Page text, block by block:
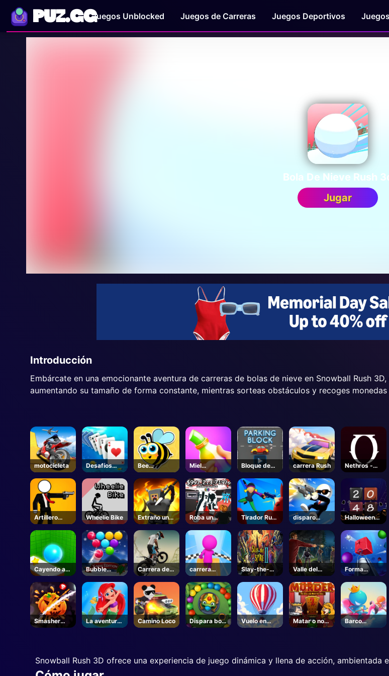
PUZ.GGJuegos Unblocked Juegos de Carreras Juegos Deportivos
Bola De Nieve Rush
Jugar
Introducción
Embárcate en una emocionante aventura de carreras de bolas de nieve en Snowball Rush
aumentando su tamaño de forma constante, mientras sorteas obstáculos y recoges
motocicleta
Desafíos
diarios -
Solitaire
Bee
Conectar
Miel
congelada
ASMR
Bloque de
aparcamient
o
carrera Rush
Nethros -
Roblox
Artillero
Loco
Wheelie Bike
Extraño uno
fuera
Roba un
Brainrot-
Roblox
Tirador Rush
2
disparo
gatillo
Halloween
2048
Cayendo a
través
Bubble
Shooter Blitz
Carrera de
bicicletas IO
carrera
otoño 3d
Slay-the-
Spire-2-
Steam
Valle del
Terror
Forma
Smash
Smasher
calabaza
La aventura
de la
Camino Loco
Dispara bola
Zuma
Vuelo en
globo
Matar o no
matar
Barco
golpeando
Snowball Rush 3D ofrece una experiencia de juego dinámica y llena de acción, ambientada